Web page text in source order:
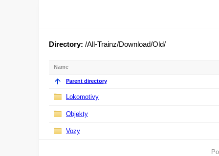
Directory: /All-Trainz/Download/Old/
Name
Parent directory
Lokomotivy
Objekty
Vozy